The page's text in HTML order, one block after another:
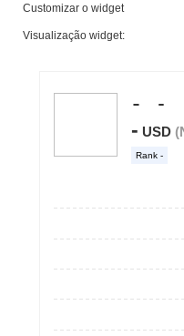
Customizar o widget
Visualização widget: